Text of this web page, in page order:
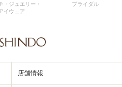
・ジュエリー・
イウェア
ブライダル
店舗情報